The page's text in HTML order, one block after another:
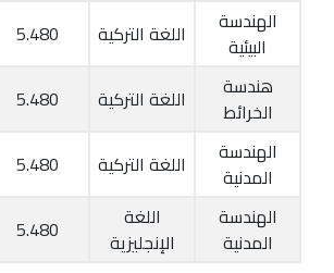
الهندسة
البيئية
اللغة التركية 5.480
هندسة
الخرائط
اللغة التركية 5.480
الهندسة
المدنية
اللغة التركية 5.480
الهندسة
المدنية
اللغة
الإنجليزية
5.480